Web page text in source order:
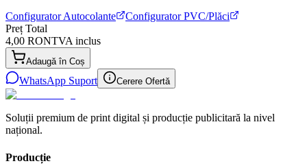
Configurator Autocolante
Configurator PVC/Plăci
Preț Total
4,00 RONTVA inclus
Adaugă în Coș
WhatsApp Suport Cerere Ofertă
Soluții premium de print digital și producție publicitară la nivel
național.
Producție